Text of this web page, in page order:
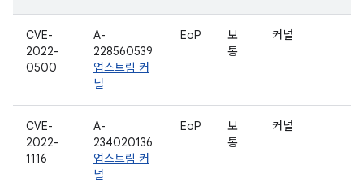
CVE-
2022-
0500
A-
228560539
업스트림 커
널
EoP
보
통
커널
CVE-
2022-
1116
A-
234020136
업스트림 커
널
EoP
보
통
커널